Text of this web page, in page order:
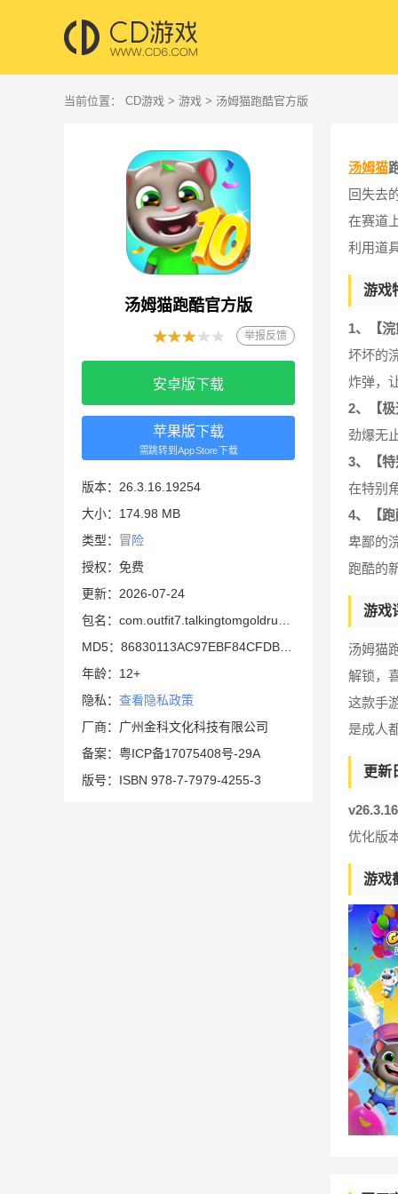
当前位置： CD游戏 > 游戏 > 汤姆猫跑酷官方版
汤姆猫跑酷官方版
举报反馈
安卓版下载
苹果版下载
需跳转到AppStore下载
版本：26.3.16.19254
大小：174.98 MB
类型： 冒险
授权：免费
更新：2026-07-24
年龄：12+
隐私： 查看隐私政策
厂商：广州金科文化科技有限公司
备案：粤ICP备17075408号-29A
版号：ISBN 978-7-7979-4255-3
汤姆猫
回失去
在赛道
利用道
游戏
1、【
坏坏的
炸弹，
2、【
劲爆无
3、【
在特别
4、【
卑鄙的
跑酷的
游戏
汤姆猫
解锁，
这款手
是成人
更新
优化版
游戏